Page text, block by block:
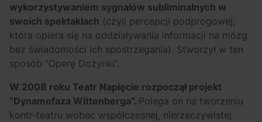
wykorzystywaniem sygnałów subliminalnych w
swoich spektaklach (czyli percepcji podprogowej,
która opiera się na oddziaływania informacji na mózg
bez świadomości ich spostrzegania). Stworzył w ten
sposób “Operę Dożynki”.
W 2008 roku Teatr Napięcie rozpoczął projekt
“Dynamofaza Wittenberga”. Polega on na tworzeniu
kontr-teatru wobec współczesnej, nierzeczywistej